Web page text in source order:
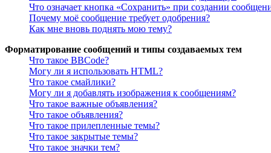
Что означает кнопка «Сохранить» при создании
Почему моё сообщение требует одобрения?
Как мне вновь поднять мою тему?
Форматирование сообщений и типы создаваемых тем
Что такое BBCode?
Могу ли я использовать HTML?
Что такое смайлики?
Могу ли я добавлять изображения к сообщениям?
Что такое важные объявления?
Что такое объявления?
Что такое прилепленные темы?
Что такое закрытые темы?
Что такое значки тем?